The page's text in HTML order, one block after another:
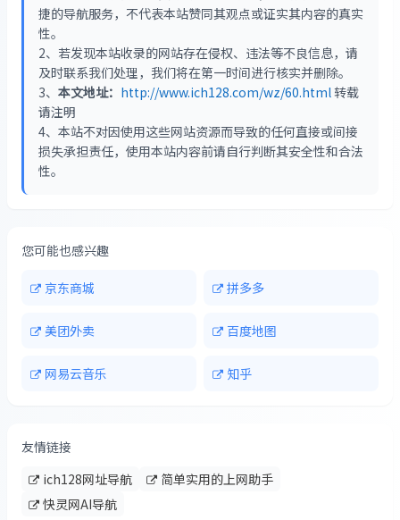
捷的导航服务，不代表本站赞同其观点或证实其内容的真实
性。
2、若发现本站收录的网站存在侵权、违法等不良信息，请
及时联系我们处理，我们将在第一时间进行核实并删除。
3、 本文地址： http://www.ich128.com/wz/60.html转载
请注明
4、本站不对因使用这些网站资源而导致的任何直接或间接
损失承担责任，使用本站内容前请自行判断其安全性和合法
性。
您可能也感兴趣
京东商城 拼多多
美团外卖 百度地图
网易云音乐 知乎
友情链接
ich128网址导航
简单实用的上网助手
快灵网AI导航